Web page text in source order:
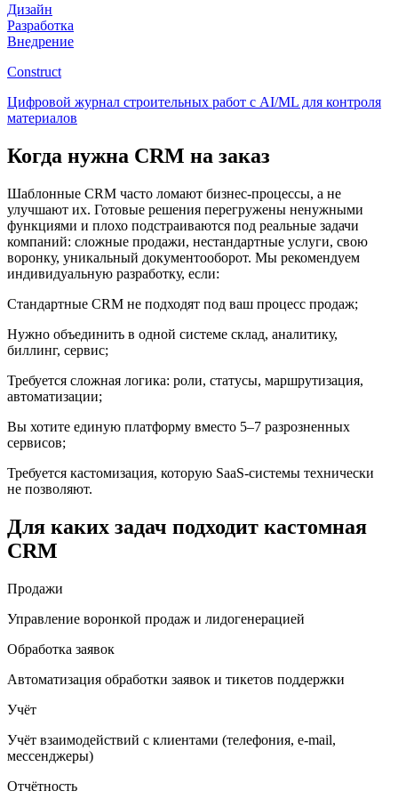
Дизайн
Разработка
Внедрение
Construct
Цифровой журнал строительных работ с AI/ML для контроля
материалов
Когда нужна CRM на заказ
Шаблонные CRM часто ломают бизнес-процессы, а не
улучшают их. Готовые решения перегружены ненужными
функциями и плохо подстраиваются под реальные задачи
компаний: сложные продажи, нестандартные услуги, свою
воронку, уникальный документооборот. Мы рекомендуем
индивидуальную разработку, если:
Стандартные CRM не подходят под ваш процесс продаж;
Нужно объединить в одной системе склад, аналитику,
биллинг, сервис;
Требуется сложная логика: роли, статусы, маршрутизация,
автоматизации;
Вы хотите единую платформу вместо 5–7 разрозненных
сервисов;
Требуется кастомизация, которую SaaS-системы технически
не позволяют.
Для каких задач подходит кастомная
CRM
Продажи
Управление воронкой продаж и лидогенерацией
Обработка заявок
Автоматизация обработки заявок и тикетов поддержки
Учёт
Учёт взаимодействий с клиентами (телефония, e-mail,
мессенджеры)
Отчётность